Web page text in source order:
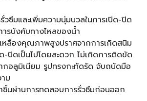
วซึมและเพิ่มความนุ่มนวลในการเปิด-ปิด
รบังคับทางไหลของน้ำ
หลืองคุณภาพสูงปราศจากการเกิดสนิม
-ปิดเป็นไปโดยสะดวก ไม่เกิดการติดขัด
กอลูมิเนียม รูปทรงกะทัดรัด จับถนัดมือ
ม
นผ่านการทดสอบการรั่วซึมก่อนออก